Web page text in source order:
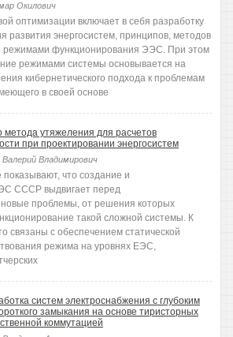
Окилович
оптимизации включает в себя разработку
развития энергосистем, принципов, методов
режимами функционирования ЭЭС. При этом
режимами системы основывается на
кибернетического подхода к проблемам
в своей основе
метода утяжеления для расчетов
при проектировании энергосистем
Валерий Владимирович
что создание и
СССР выдвигает перед
новые проблемы, от решения которых
такой сложной системы. К
связаны с обеспечением статической
режима на уровнях ЕЭС,
систем электроснабжения с глубоким
замыкания на основе тиристорных
коммутацией